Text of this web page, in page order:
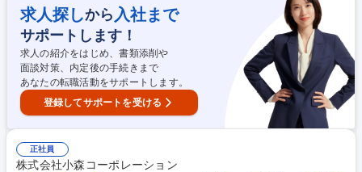
（構造変更、材質変更等） ■設備の更新検討（改良・改善を含む）、予算
化、工事発注（仕様書作成、見積査定）、施工管理 ■上記の設備管理に必
要な予算策定（年度・中長期計画）、予算管理 ■設備管理のスマート化及
び業務効率化推進 募集職種 【神戸】設備管理（機械工作関係）/設備部 機
能樹脂設備グループ★発注者側
求人探しから 入社まで
サポートします！
求人の紹介をはじめ、書類添削や
面談対策、内定後の手続きまで
あなたの転職活動をサポートします。
登録してサポートを受ける
正社員
株式会社小森コーポレーション